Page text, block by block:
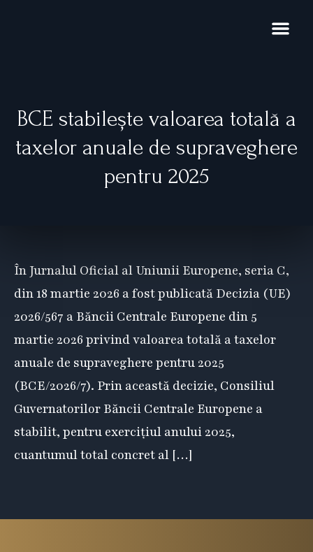
BCE stabilește valoarea totală a
taxelor anuale de supraveghere
pentru 2025
În Jurnalul Oficial al Uniunii Europene, seria C,
din 18 martie 2026 a fost publicată Decizia (UE)
2026/567 a Băncii Centrale Europene din 5
martie 2026 privind valoarea totală a taxelor
anuale de supraveghere pentru 2025
(BCE/2026/7). Prin această decizie, Consiliul
Guvernatorilor Băncii Centrale Europene a
stabilit, pentru exercițiul anului 2025,
cuantumul total concret al […]